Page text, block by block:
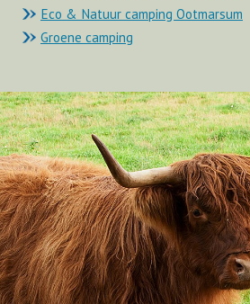
Eco & Natuur camping Ootmarsum
Groene camping